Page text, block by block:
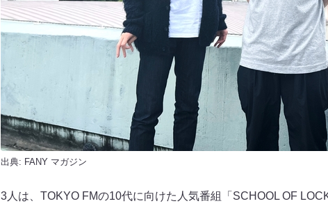
出典: FANY マガジン
3人は、TOKYO FMの10代に向けた人気番組「SCHOOL OF